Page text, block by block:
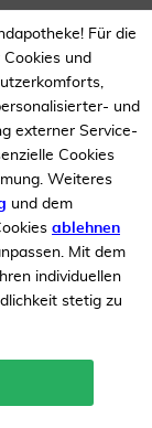
Für die
und
und
externer Service-
Cookies
Weiteres
und dem
ablehnen
Mit dem
individuellen
stetig zu